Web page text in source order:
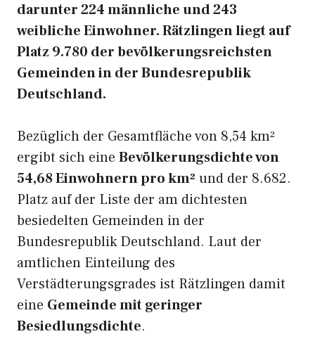
darunter 224 männliche und 243
weibliche Einwohner. Rätzlingen liegt auf
Platz 9.780 der bevölkerungsreichsten
Gemeinden in der Bundesrepublik
Deutschland.
Bezüglich der Gesamtfläche von 8,54 km²
ergibt sich eine Bevölkerungsdichte von
54,68 Einwohnern pro km² und der 8.682.
Platz auf der Liste der am dichtesten
besiedelten Gemeinden in der
Bundesrepublik Deutschland. Laut der
amtlichen Einteilung des
Verstädterungsgrades ist Rätzlingen damit
eine Gemeinde mit geringer
Besiedlungsdichte.